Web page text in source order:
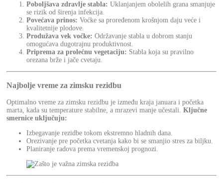
Poboljšava zdravlje stabla: Uklanjanjem obolelih grana smanjuje
se rizik od širenja infekcija.
Povećava prinos: Voćke sa proređenom krošnjom daju veće i
kvalitetnije plodove.
Produžava vek voćke: Održavanje stabla u dobrom stanju
omogućava dugotrajnu produktivnost.
Priprema za prolećnu vegetaciju: Stabla koja su pravilno
orezana brže i jače cvetaju.
Najbolje vreme za zimsku rezidbu
Optimalno vreme za zimsku rezidbu je između kraja januara i početka
marta, kada su temperature stabilne, a mrazevi manje učestali. Ključne
smernice uključuju:
Izbegavanje rezidbe tokom ekstremno hladnih dana.
Orezivanje pre početka cvetanja kako bi se smanjio stres za biljku.
Planiranje radova prema vremenskoj prognozi.